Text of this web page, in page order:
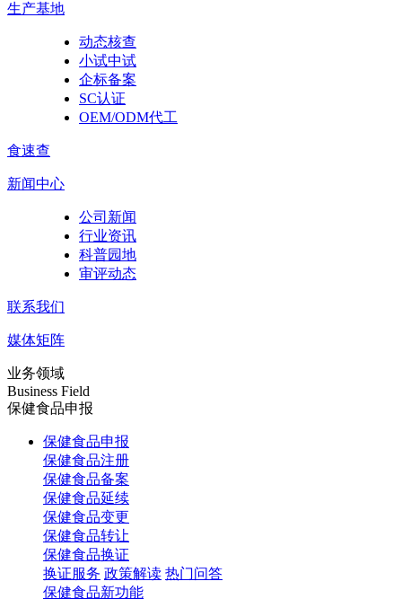
生产基地
动态核查
小试中试
企标备案
SC认证
OEM/ODM代工
食速查
新闻中心
公司新闻
行业资讯
科普园地
审评动态
联系我们
媒体矩阵
业务领域
Business Field
保健食品申报
保健食品申报
保健食品注册
保健食品备案
保健食品延续
保健食品变更
保健食品转让
保健食品换证
换证服务 政策解读 热门问答
保健食品新功能